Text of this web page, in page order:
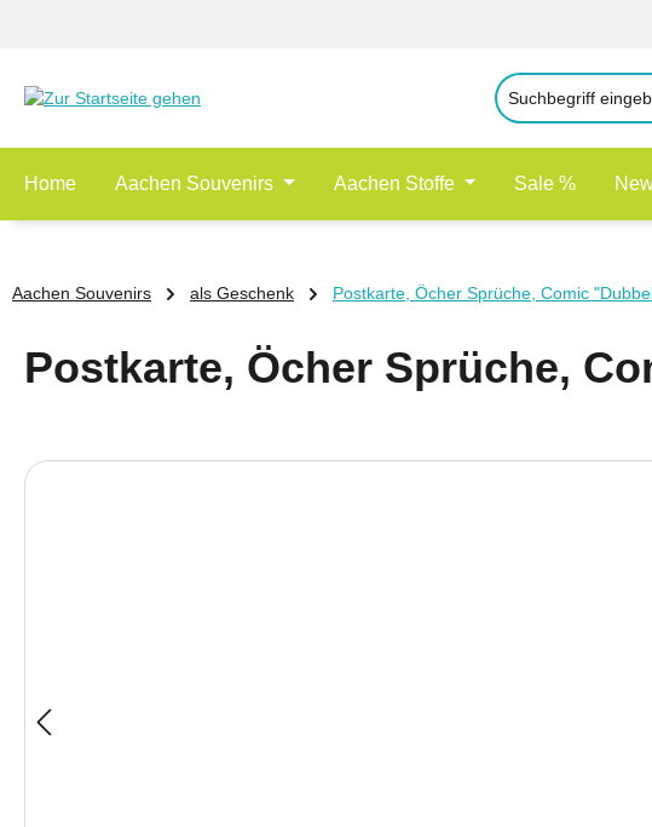
Home Aachen Souvenirs Aachen Stoffe Sale %
Aachen Souvenirs als Geschenk Postkarte, Öcher Sprüche, Comic
Postkarte, Öcher Sprüche,
Bildergalerie überspringen